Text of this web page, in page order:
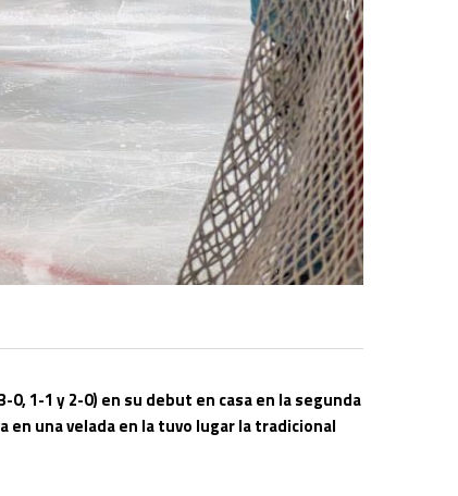
0, 1-1 y 2-0) en su debut en casa en la segunda
en una velada en la tuvo lugar la tradicional